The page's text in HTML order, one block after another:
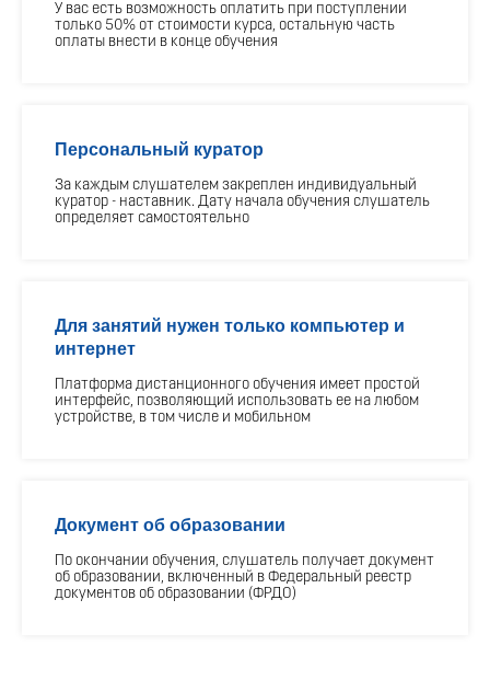
У вас есть возможность оплатить при поступлении
только 50% от стоимости курса, остальную часть
оплаты внести в конце обучения
Персональный куратор
За каждым слушателем закреплен индивидуальный
куратор - наставник. Дату начала обучения слушатель
определяет самостоятельно
Для занятий нужен только компьютер и
интернет
Платформа дистанционного обучения имеет простой
интерфейс, позволяющий использовать ее на любом
устройстве, в том числе и мобильном
Документ об образовании
По окончании обучения, слушатель получает документ
об образовании, включенный в Федеральный реестр
документов об образовании (ФРДО)